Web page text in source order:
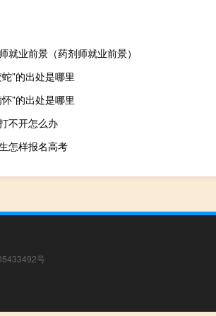
就业前景（药剂师就业前景）
”的出处是哪里
”的出处是哪里
不开怎么办
怎样报名高考
号